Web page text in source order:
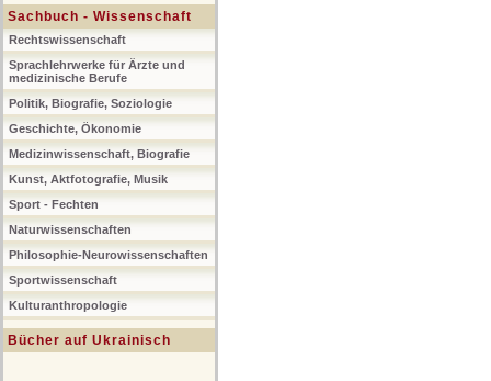
Sachbuch - Wissenschaft
Rechtswissenschaft
Sprachlehrwerke für Ärzte und
medizinische Berufe
Politik, Biografie, Soziologie
Geschichte, Ökonomie
Medizinwissenschaft, Biografie
Kunst, Aktfotografie, Musik
Sport - Fechten
Naturwissenschaften
Philosophie-Neurowissenschaften
Sportwissenschaft
Kulturanthropologie
Bücher auf Ukrainisch